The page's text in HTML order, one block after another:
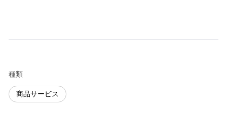
種類
商品サービス